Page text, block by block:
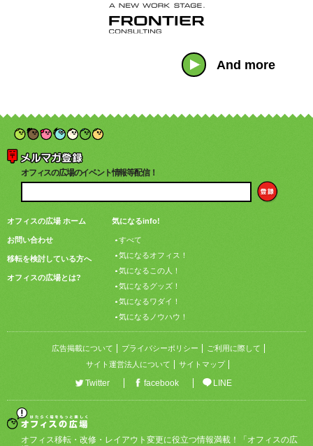
And more
オフィスの広場のイベント情報等配信！
オフィスの広場 ホーム
お問い合わせ
移転を検討している方へ
オフィスの広場とは?
気になるinfo!
すべて
気になるオフィス！
気になるこの人！
気になるグッズ！
気になるワダイ！
気になるノウハウ！
広告掲載について プライバシーポリシー
ご利用に際して
サイト運営法人について
サイトマップ
Twitter facebook LINE
オフィス移転・改修・レイアウト変更に役立つ情報満載！「オフィスの広